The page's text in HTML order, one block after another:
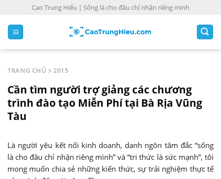
Cao Trung Hiếu | Sống là cho đâu chỉ nhận riêng mình
TRANG CHỦ 2015
Cần tìm người trợ giảng các chương
trình đào tạo Miễn Phí tại Bà Rịa Vũng
Tàu
Là người yêu kết nối kinh doanh, danh ngôn tâm đắc “sống
là cho đâu chỉ nhận riêng mình” và “tri thức là sức mạnh”, tôi
mong muốn chia sẻ những kiến thức, sự trải nghiệm thực tế